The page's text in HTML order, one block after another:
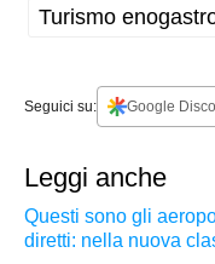
Turismo
Seguici su: Google
Leggi anche
Questi sono gli
diretti: nella nuova